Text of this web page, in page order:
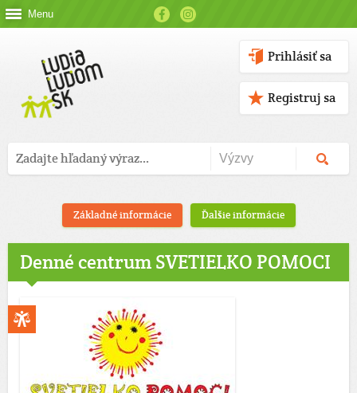
Menu
Prihlásiť sa
Registruj sa
Základné informácie Ďalšie informácie
Denné centrum SVETIELKO POMOCI